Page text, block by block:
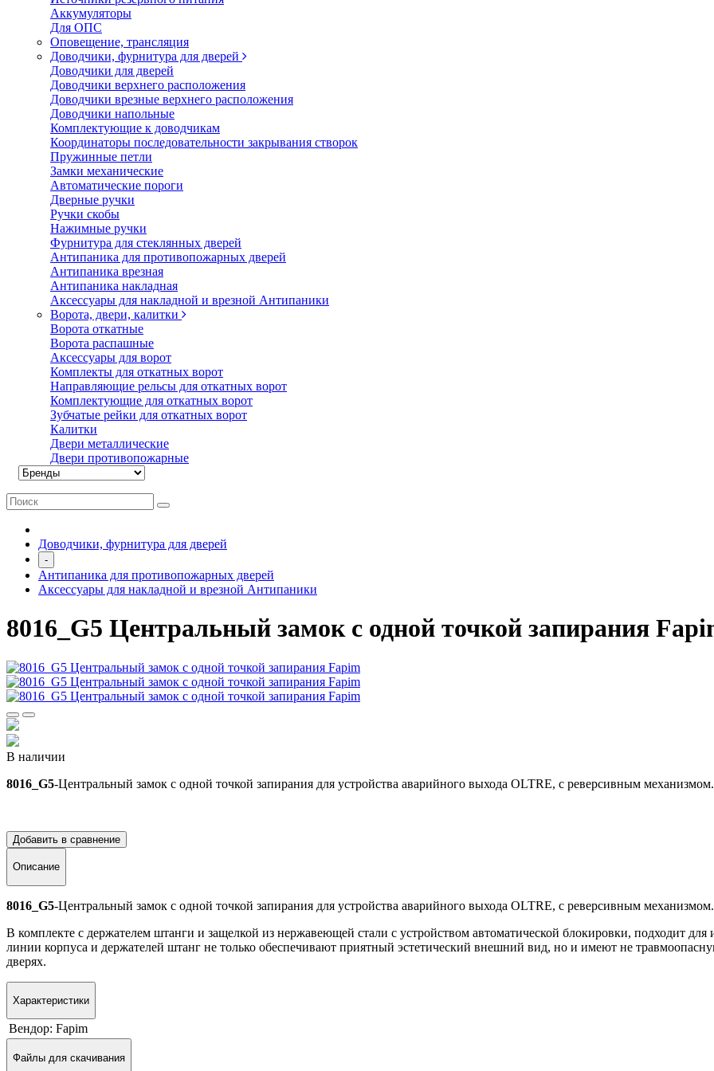
Аккумуляторы
Для ОПС
Оповещение, трансляция
Доводчики, фурнитура для дверей
Доводчики для дверей
Доводчики верхнего расположения
Доводчики врезные верхнего расположения
Доводчики напольные
Комплектующие к доводчикам
Координаторы последовательности закрывания створок
Пружинные петли
Замки механические
Автоматические пороги
Дверные ручки
Ручки скобы
Нажимные ручки
Фурнитура для стеклянных дверей
Антипаника для противопожарных дверей
Антипаника врезная
Антипаника накладная
Аксессуары для накладной и врезной Антипаники
Ворота, двери, калитки
Ворота откатные
Ворота распашные
Аксессуары для ворот
Комплекты для откатных ворот
Направляющие рельсы для откатных ворот
Комплектующие для откатных ворот
Зубчатые рейки для откатных ворот
Калитки
Двери металлические
Двери противопожарные
Доводчики, фурнитура для дверей
-
Антипаника для противопожарных дверей
Аксессуары для накладной и врезной Антипаники
8016_G5 Центральный замок с одной точкой запирания
В наличии
8016_G5-Центральный замок с одной точкой запирания для устройства аварийного выхода OLTRE, с реверсивным механизмом.
Добавить в сравнение
Описание
8016_G5-Центральный замок с одной точкой запирания для устройства аварийного выхода OLTRE, с реверсивным механизмом.
В комплекте с держателем штанги и защелкой из нержавеющей стали с устройством автоматической блокировки, подходит
линии корпуса и держателей штанг не только обеспечивают приятный эстетический внешний вид, но и имеют не
дверях.
Характеристики
Вендор: Fapim
Файлы для скачивания